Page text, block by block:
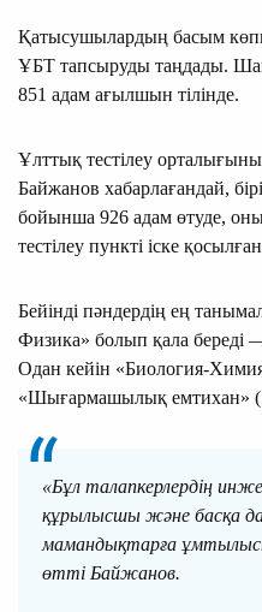
Қатысушылардың басым
ҰБТ тапсыруды таңдады.
851 адам ағылшын тілінде.
Ұлттық тестілеу
Байжанов хабарлағандай,
бойынша 926 адам өтуде,
тестілеу пункті іске
Бейінді пәндердің ең
Физика» болып қала береді
Одан кейін «Биология-
«Шығармашылық емтихан»
«Бұл талапкерлердің
құрылысшы және басқа
мамандықтарға
өтті Байжанов.